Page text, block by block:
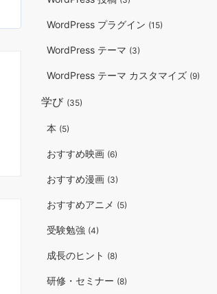
WordPress プラグイン (15)
WordPress テーマ (3)
WordPress テーマ カスタマイズ (9)
学び (35)
本 (5)
おすすめ映画 (6)
おすすめ漫画 (3)
おすすめアニメ (5)
受験勉強 (4)
成長のヒント (8)
研修・セミナー (8)